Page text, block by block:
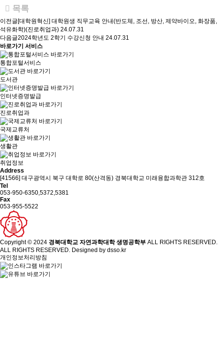
목록
이전글[대학원혁신] 대학원생 직무교육 안내(반도체, 조선, 방산, 제약바이오, 화장품,
석유화학)(진로취업과) 24.07.31
다음글2024학년도 2학기 수강신청 안내 24.07.31
바로가기 서비스
통합포털서비스
도서관
인터넷증명발급
진로취업과
국제교류처
생활관
취업정보
Address
[41566] 대구광역시 북구 대학로 80(산격동) 경북대학교 미래융합과학관 312호
Tel
053-950-6350,5372,5381
Fax
053-955-5522
Copyright © 2024 경북대학교 자연과학대학 생명공학부 ALL RIGHTS RESERVED.
ALL RIGHTS RESERVED. Designed by dsso.kr
개인정보처리방침